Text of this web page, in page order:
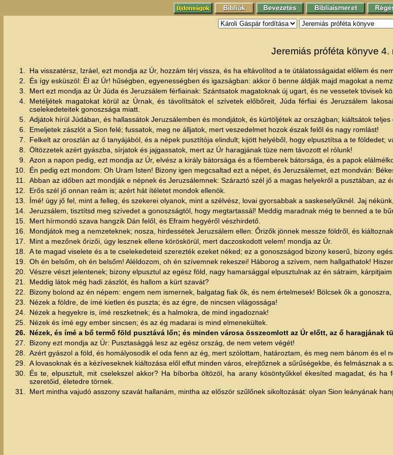
Jeremiás próféta könyve 4.
1.
Ha visszatérsz, Izráel, ezt mondja az Úr, hozzám térj vissza, és ha eltávolítod a te útálatosságaidat előlem és
2.
És így esküszöl: Él az Úr! hűségben, egyenességben és igazságban: akkor ő benne áldják majd magokat a
3.
Mert ezt mondja az Úr Júda és Jeruzsálem férfiainak: Szántsatok magatoknak új ugart, és ne vessetek tövisek
4.
Metéljétek magatokat körül az Úrnak, és távolítsátok el szívetek előbőreit, Júda férfiai és Jeruzsálem
cselekedeteitek gonoszsága miatt.
5.
Adjátok hírül Júdában, és hallassátok Jeruzsálemben és mondjátok, és kürtöljétek az országban; kiáltsátok
6.
Emeljetek zászlót a Sion felé; fussatok, meg ne álljatok, mert veszedelmet hozok észak felől és nagy romlást!
7.
Felkelt az oroszlán az ő tanyájából, és a népek pusztítója elindult; kijött helyéből, hogy elpusztítsa a te földedet;
8.
Öltözzetek azért gyászba, sírjatok és jajgassatok, mert az Úr haragjának tüze nem távozott el rólunk!
9.
Azon a napon pedig, ezt mondja az Úr, elvész a király bátorsága és a főemberek bátorsága, és a papok
10.
Én pedig ezt mondom: Oh Uram Isten! Bizony igen megcsaltad ezt a népet, és Jeruzsálemet, ezt mondván:
11.
Abban az időben azt mondják e népnek és Jeruzsálemnek: Száraztó szél jő a magas helyekről a pusztában, az
12.
Erős szél jő onnan reám is; azért hát ítéletet mondok ellenök.
13.
Ímé! úgy jő fel, mint a felleg, és szekerei olyanok, mint a szélvész, lovai gyorsabbak a saskeselyűknél. Jaj
14.
Jeruzsálem, tisztítsd meg szívedet a gonoszságtól, hogy megtartassál! Meddig maradnak még te benned a te
15.
Mert hírmondó szava hangzik Dán felől, és Efraim hegyéről vészhirdető.
16.
Mondjátok meg a nemzeteknek; nosza, hirdessétek Jeruzsálem ellen: Őrizők jönnek messze földről, és
17.
Mint a mezőnek őrizői, úgy lesznek ellene köröskörül, mert daczoskodott velem! mondja az Úr.
18.
A te magad viselete és a te cselekedeteid szerezték ezeket néked; ez a gonoszságod bizony keserű, bizony
19.
Oh én belsőm, oh én belsőm! Aléldozom, oh én szívemnek rekeszei! Háborog a szívem, nem hallgathatok!
20.
Vészre vészt jelentenek; bizony elpusztul az egész föld, nagy hamarsággal elpusztulnak az én sátraim,
21.
Meddig látok még hadi zászlót, és hallom a kürt szavát?
22.
Bizony bolond az én népem: engem nem ismernek, balgatag fiak ők, és nem értelmesek! Bölcsek ők a
23.
Nézek a földre, de ímé kietlen és puszta; és az égre, de nincsen világossága!
24.
Nézek a hegyekre is, ímé reszketnek; és a halmokra, de mind ingadoznak!
25.
Nézek és ímé egy ember sincsen; és az ég madarai is mind elmenekültek.
26.
Nézek, és ímé a bő termő föld pusztává lőn; és minden városa összeomlott az Úr előtt, az ő haragjának
27.
Bizony ezt mondja az Úr: Pusztasággá lesz az egész ország, de nem vetem végét!
28.
Azért gyászol a föld, és homályosodik el oda fenn az ég, mert szólottam, határoztam, és meg nem bánom és el
29.
A lovasoknak és a kézíveseknek kiáltozása elől elfut minden város, elrejtőznek a sűrűségekbe, és felmásznak a
30.
És te, elpusztult, mit cselekszel akkor? Ha bíborba öltözöl, ha arany kösöntyűkkel ékesíted magadat, és
szeretőid, életedre törnek.
31.
Mert mintha vajudó asszony szavát hallanám, mintha az először szűlőnek sikoltozását: olyan Sion leányának